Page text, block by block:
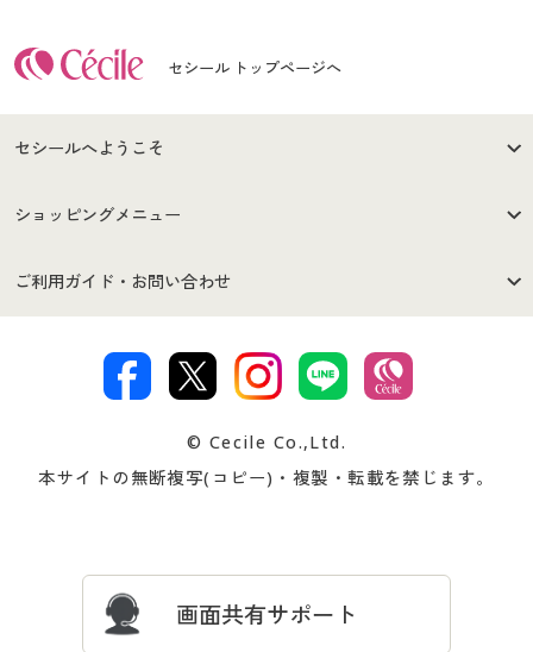
セシール トップページへ
セシールへようこそ
はじめての方へ
セシールご利用規約
著作権・商標について 会社案内
ショッピングメニュー
商品カテゴリ
プレゼント＆キャンペーン サイトマップ
ご利用ガイド・お問い合わせ
交換・返品は お支払は
ついて
忘れの場合
© Cecile Co.,Ltd.
本サイトの無断複写(コピー)・複製・転載を禁じます。
画面共有サポート